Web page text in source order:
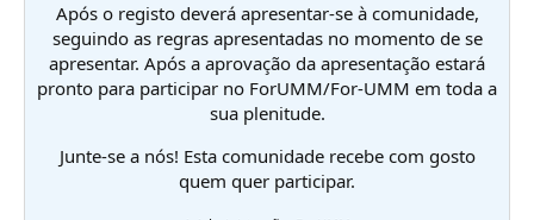
Após o registo deverá apresentar-se à comunidade,
seguindo as regras apresentadas no momento de se
apresentar. Após a aprovação da apresentação estará
pronto para participar no ForUMM/For-UMM em toda a
sua plenitude.
Junte-se a nós! Esta comunidade recebe com gosto
quem quer participar.